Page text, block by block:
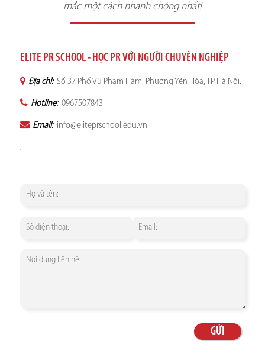
mắc một cách nhanh chóng nhất!
ELITE PR SCHOOL - HỌC PR VỚI NGƯỜI CHUYÊN NGHIỆP
Địa chỉ: Số 37 Phố Vũ Phạm Hàm, Phường Yên Hòa, TP Hà Nội.
Hotline: 0967507843
Email: info@eliteprschool.edu.vn